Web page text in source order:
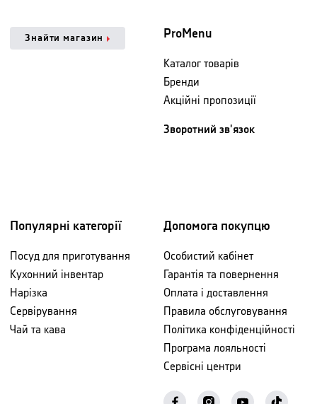
Знайти магазин ProMenu
Каталог товарів
Бренди
Акційні пропозиції
Зворотний зв'язок
Популярні категорії
Посуд для приготування
Кухонний інвентар
Нарізка
Сервірування
Чай та кава
Допомога покупцю
Особистий кабінет
Гарантія та повернення
Оплата і доставлення
Правила обслуговування
Політика конфіденційності
Програма лояльності
Сервісні центри